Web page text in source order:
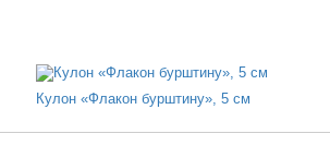
Кулон «Флакон бурштину», 5 см